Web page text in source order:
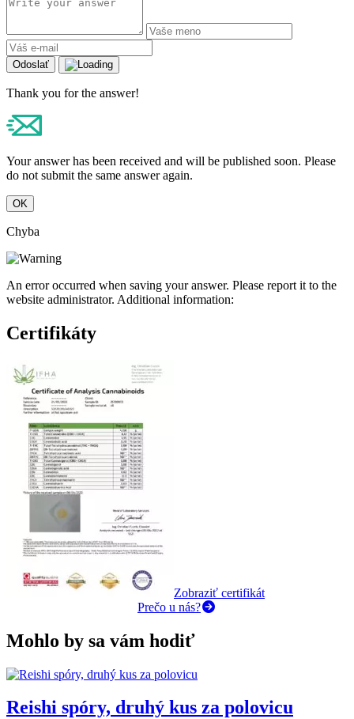
Odoslať
Thank you for the answer!
Your answer has been received and will be published soon. Please
do not submit the same answer again.
OK
Chyba
An error occurred when saving your answer. Please report it to the
website administrator. Additional information:
Certifikáty
Zobraziť certifikát
Prečo u nás?
Mohlo by sa vám hodiť
Reishi spóry, druhý kus za polovicu